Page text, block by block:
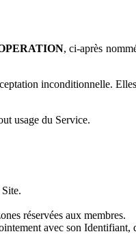
, ci-après
inconditionnelle.
usage du Service.
réservées aux membres.
avec son Identifiant,